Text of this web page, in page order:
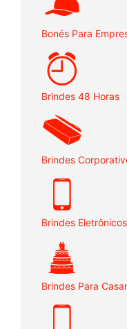
Bonés Para
Brindes 48 Horas
Brindes
Brindes Eletrônicos
Brindes Para